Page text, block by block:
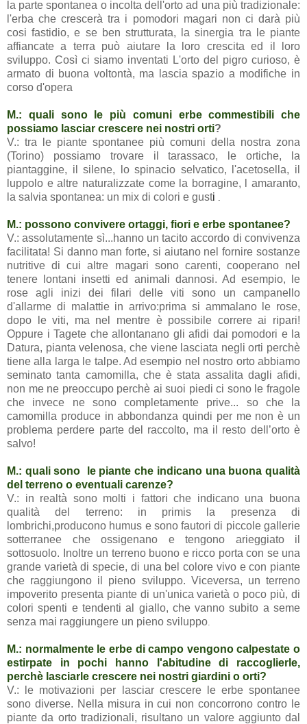
la parte spontanea o incolta dell'orto ad una più tradizionale:
l'erba che crescerà tra i pomodori magari non ci darà più
cosi fastidio, e se ben strutturata, la sinergia tra le piante
affiancate a terra può aiutare la loro crescita ed il loro
sviluppo. Così ci siamo inventati L'orto del pigro curioso, è
armato di buona voltontà, ma lascia spazio a modifiche in
corso d'opera
M.: quali sono le più comuni erbe commestibili che
possiamo lasciar crescere nei nostri orti?
V.: tra le piante spontanee più comuni della nostra zona
(Torino) possiamo trovare il tarassaco, le ortiche, la
piantaggine, il silene, lo spinacio selvatico, l'acetosella, il
luppolo e altre naturalizzate come la borragine, l amaranto,
la salvia spontanea: un mix di colori e gusti
M.: possono convivere ortaggi, fiori e erbe spontanee?
V.: assolutamente sì...hanno un tacito accordo di convivenza
facilitata! Si danno man forte, si aiutano nel fornire sostanze
nutritive di cui altre magari sono carenti, cooperano nel
tenere lontani insetti ed animali dannosi. Ad esempio, le
rose agli inizi dei filari delle viti sono un campanello
d'allarme di malattie in arrivo:prima si ammalano le rose,
dopo le viti, ma nel mentre è possibile correre ai ripari!
Oppure i Tagete che allontanano gli afidi dai pomodori e la
Datura, pianta velenosa, che viene lasciata negli orti perchè
tiene alla larga le talpe. Ad esempio nel nostro orto abbiamo
seminato tanta camomilla, che è stata assalita dagli afidi,
non me ne preoccupo perchè ai suoi piedi ci sono le fragole
che invece ne sono completamente prive... so che la
camomilla produce in abbondanza quindi per me non è un
problema perdere parte del raccolto, ma il resto dell’orto è
salvo!
M.: quali sono le piante che indicano una buona qualità
del terreno o eventuali carenze?
V.: in realtà sono molti i fattori che indicano una buona
qualità del terreno: in primis la presenza di
lombrichi,producono humus e sono fautori di piccole gallerie
sotterranee che ossigenano e tengono arieggiato il
sottosuolo. Inoltre un terreno buono e ricco porta con se una
grande varietà di specie, di una bel colore vivo e con piante
che raggiungono il pieno sviluppo. Viceversa, un terreno
impoverito presenta piante di un'unica varietà o poco più, di
colori spenti e tendenti al giallo, che vanno subito a seme
senza mai raggiungere un pieno sviluppo
M.: normalmente le erbe di campo vengono calpestate o
estirpate in pochi hanno l'abitudine di raccoglierle,
perchè lasciarle crescere nei nostri giardini o orti?
V.: le motivazioni per lasciar crescere le erbe spontanee
sono diverse. Nella misura in cui non concorrono contro le
piante da orto tradizionali, risultano un valore aggiunto dal